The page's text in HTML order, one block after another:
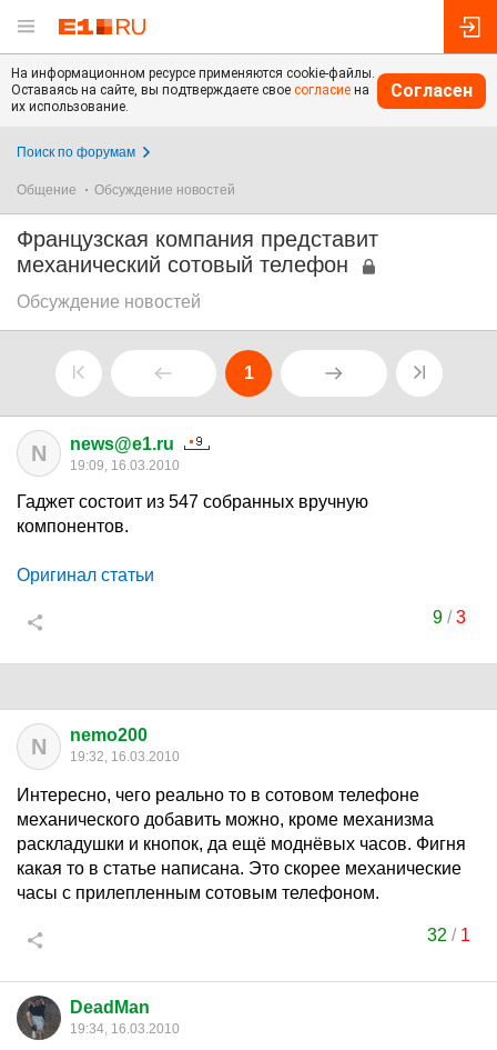
На информационном ресурсе применяются cookie-файлы.
Оставаясь на сайте, вы подтверждаете свое согласие на
их использование.
Согласен
Поиск по форумам
Общение Обсуждение новостей
Французская компания представит
механический сотовый телефон
Обсуждение новостей
1
N news@e1.ru
19:09, 16.03.2010
Гаджет состоит из 547 собранных вручную
компонентов.
Оригинал статьи
9/3
N nemo200
19:32, 16.03.2010
Интересно, чего реально то в сотовом телефоне
механического добавить можно, кроме механизма
раскладушки и кнопок, да ещё моднёвых часов. Фигня
какая то в статье написана. Это скорее механические
часы с прилепленным сотовым телефоном.
32 / 1
DeadMan
19:34, 16.03.2010